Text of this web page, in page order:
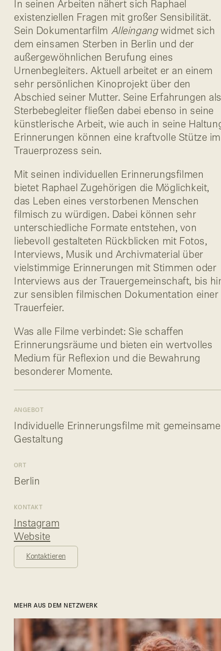
In seinen Arbeiten nähert sich Raphael
existenziellen Fragen mit großer Sensibilität.
Sein Dokumentarfilm Alleingangwidmet sich
dem einsamen Sterben in Berlin und der
außergewöhnlichen Berufung eines
Urnenbegleiters. Aktuell arbeitet er an einem
sehr persönlichen Kinoprojekt über den
Abschied seiner Mutter. Seine Erfahrungen als
Sterbebegleiter fließen dabei ebenso in seine
künstlerische Arbeit, wie auch in seine
Erinnerungen können eine kraftvolle Stütze im
Trauerprozess sein.
Mit seinen individuellen Erinnerungsfilmen
bietet Raphael Zugehörigen die Möglichkeit,
das Leben eines verstorbenen Menschen
filmisch zu würdigen. Dabei können sehr
unterschiedliche Formate entstehen, von
liebevoll gestalteten Rückblicken mit Fotos,
Interviews, Musik und Archivmaterial über
vielstimmige Erinnerungen mit Stimmen oder
Interviews aus der Trauergemeinschaft, bis
zur sensiblen filmischen Dokumentation einer
Trauerfeier.
Was alle Filme verbindet: Sie schaffen
Erinnerungsräume und bieten ein wertvolles
Medium für Reflexion und die Bewahrung
besonderer Momente.
ANGEBOT
Individuelle Erinnerungsfilme mit
Gestaltung
ORT
Berlin
KONTAKT
Instagram
Website
Kontaktieren
MEHR AUS DEM NETZWERK